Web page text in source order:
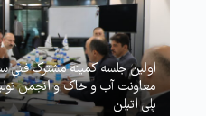
اولین جلسه کمیته مشترک فنی
معاونت آب و خاک و انجمن
پلی اتیلن